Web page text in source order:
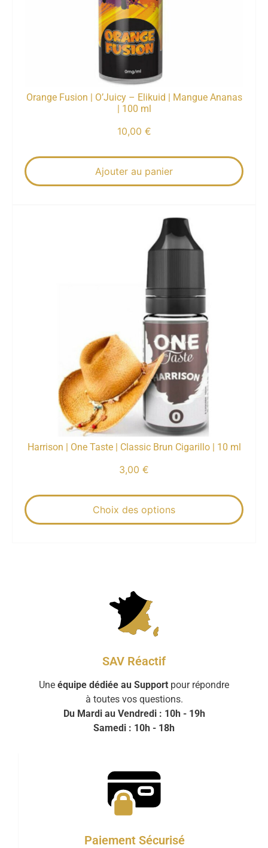
Orange Fusion | O’Juicy – Elikuid | Mangue Ananas
| 100 ml
10,00 €
Ajouter au panier
Harrison | One Taste | Classic Brun Cigarillo | 10 ml
3,00 €
Choix des options
SAV Réactif
Une équipe dédiée au Support pour répondre
à toutes vos questions.
Du Mardi au Vendredi : 10h - 19h
Samedi : 10h - 18h
Paiement Sécurisé